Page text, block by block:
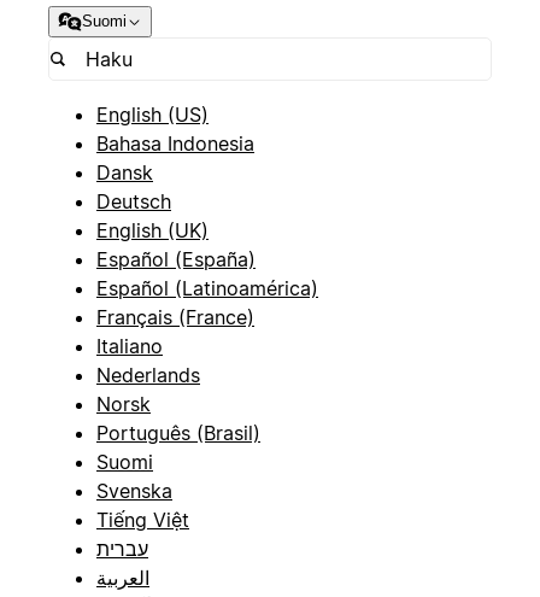
Suomi
English (US)
Bahasa Indonesia
Dansk
Deutsch
English (UK)
Español (España)
Español (Latinoamérica)
Français (France)
Italiano
Nederlands
Norsk
Português (Brasil)
Suomi
Svenska
Tiếng Việt
עברית
العربية